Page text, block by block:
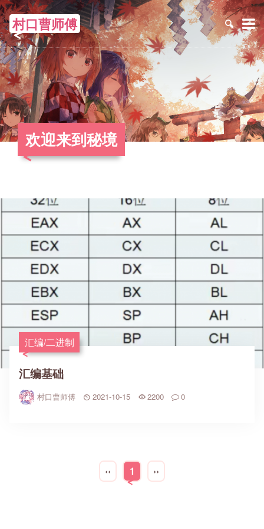
村口曹师傅 ≡
欢迎来到秘境
汇编/二进制
汇编基础
村口曹师傅 2021-10-15 2200 0
‹‹ 1 ››